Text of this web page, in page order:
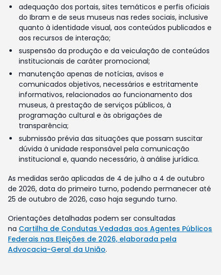
adequação dos portais, sites temáticos e perfis oficiais
do Ibram e de seus museus nas redes sociais, inclusive
quanto à identidade visual, aos conteúdos publicados e
aos recursos de interação;
suspensão da produção e da veiculação de conteúdos
institucionais de caráter promocional;
manutenção apenas de notícias, avisos e
comunicados objetivos, necessários e estritamente
informativos, relacionados ao funcionamento dos
museus, à prestação de serviços públicos, à
programação cultural e às obrigações de
transparência;
submissão prévia das situações que possam suscitar
dúvida à unidade responsável pela comunicação
institucional e, quando necessário, à análise jurídica.
As medidas serão aplicadas de 4 de julho a 4 de outubro
de 2026, data do primeiro turno, podendo permanecer até
25 de outubro de 2026, caso haja segundo turno.
Orientações detalhadas podem ser consultadas
na Cartilha de Condutas Vedadas aos Agentes Públicos
Federais nas Eleições de 2026, elaborada pela
Advocacia-Geral da União.